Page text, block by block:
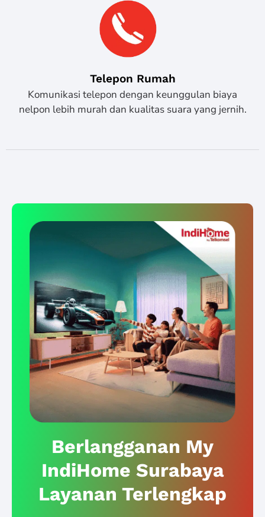
Telepon Rumah
Komunikasi telepon dengan keunggulan biaya
nelpon lebih murah dan kualitas suara yang jernih.
Berlangganan My
IndiHome Surabaya
Layanan Terlengkap